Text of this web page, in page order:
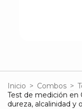
Inicio > Combos >
Test de medición en
dureza, alcalinidad y